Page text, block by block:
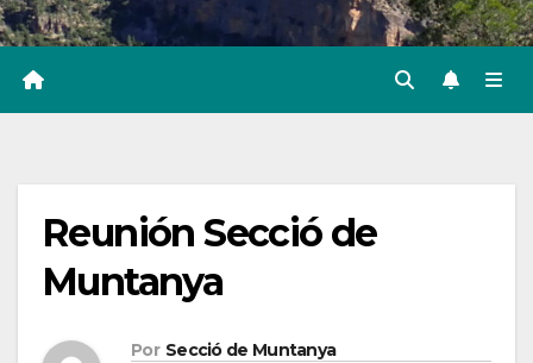
Reunión Secció de
Muntanya
Por Secció de Muntanya